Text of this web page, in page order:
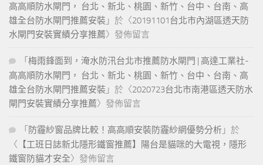
高高順防水閘門， 台北、新北、桃園、新竹、台中、台南、高
雄全台防水閘門推薦安裝 」於〈20191101台北市內湖區透天防
水閘門安裝實績分享推薦〉發佈留言
「 梅雨鋒面到，淹水防汛台北市推薦防水閘門 | 高達工業社-
高高順防水閘門， 台北、新北、桃園、新竹、台中、台南、高
雄全台防水閘門推薦安裝 」於〈2020723台北市南港區透天防水
閘門安裝實績分享推薦〉發佈留言
「 防霾紗窗品牌比較！高高順安裝防霾紗網優勢分析 」於
〈 【工班日誌新北隱形鐵窗推薦】陽台是貓咪的大電視，隱形
鐵窗防貓才安全〉發佈留言